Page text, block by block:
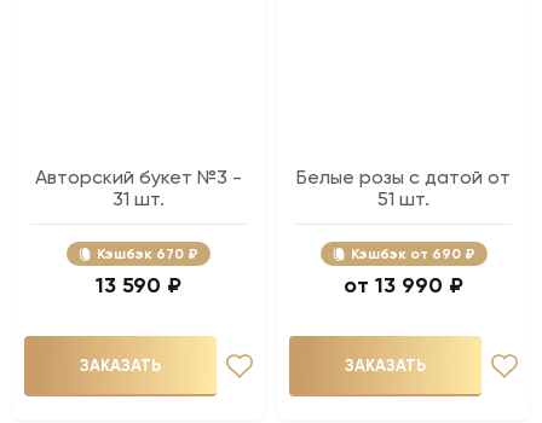
Авторский букет №3 -
31 шт.
Кэшбэк 670 ₽
13 590 ₽
ЗАКАЗАТЬ
Белые розы с датой от
51 шт.
Кэшбэк 690 ₽
13 990 ₽
ЗАКАЗАТЬ